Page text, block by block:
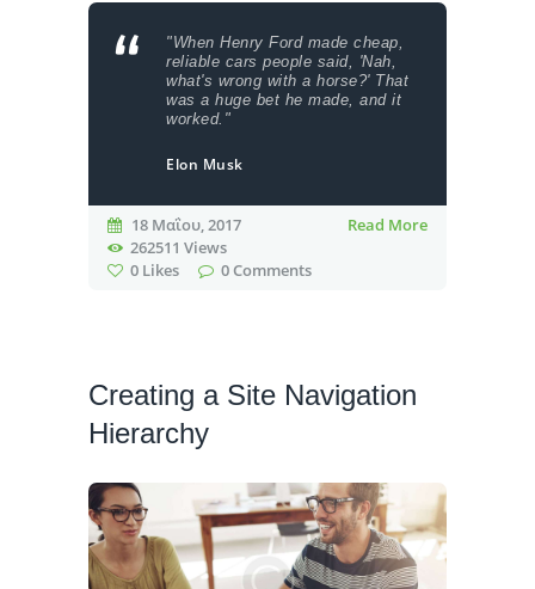
"When Henry Ford made cheap,
reliable cars people said, 'Nah,
what's wrong with a horse?' That
was a huge bet he made, and it
worked."
Elon Musk
18 Μαΐου, 2017
262511 Views
0 Likes 0Comments
Read More
Creating a Site Navigation
Hierarchy